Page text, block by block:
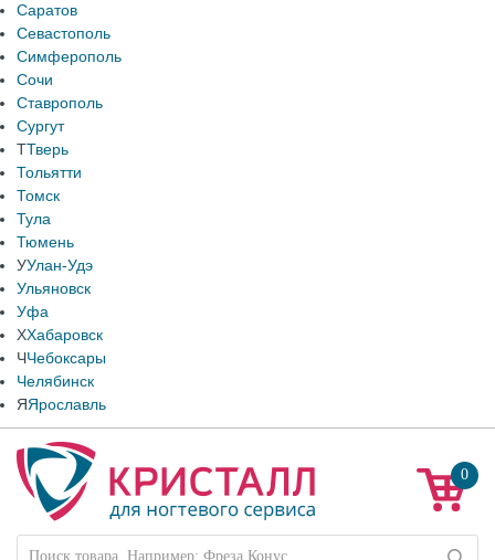
Саратов
Севастополь
Симферополь
Сочи
Ставрополь
Сургут
ТТверь
Тольятти
Томск
Тула
Тюмень
УУлан-Удэ
Ульяновск
Уфа
ХХабаровск
ЧЧебоксары
Челябинск
ЯЯрославль
0